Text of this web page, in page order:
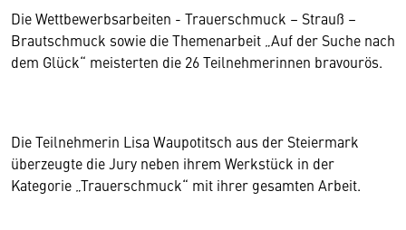
Die Wettbewerbsarbeiten - Trauerschmuck – Strauß –
Brautschmuck sowie die Themenarbeit „Auf der Suche nach
dem Glück“ meisterten die 26 Teilnehmerinnen bravourös.
Die Teilnehmerin Lisa Waupotitsch aus der Steiermark
überzeugte die Jury neben ihrem Werkstück in der
Kategorie „Trauerschmuck“ mit ihrer gesamten Arbeit.